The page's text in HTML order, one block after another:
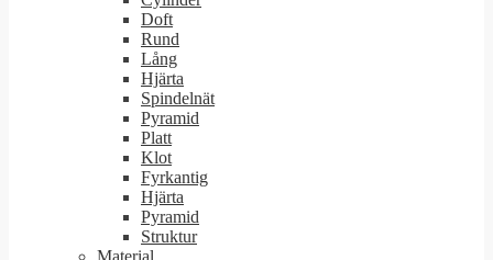
Doft
Rund
Lång
Hjärta
Spindelnät
Pyramid
Platt
Klot
Fyrkantig
Hjärta
Pyramid
Struktur
Material